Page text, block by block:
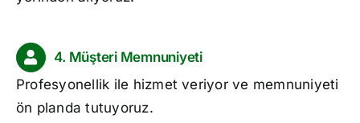
4. Müşteri Memnuniyeti
Profesyonellik ile hizmet veriyor ve memnuniyeti
ön planda tutuyoruz.